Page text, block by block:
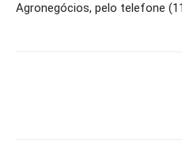
Agronegócios, pelo telefone